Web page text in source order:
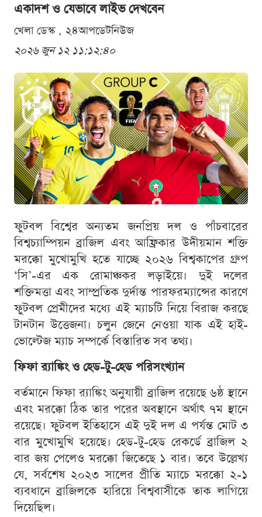
একাদশ ও যেভাবে লাইভ দেখবেন
খেলা ডেস্ক . ২৪আপডেটনিউজ
২০২৬ জুন ১২ ১১:১২:৪০
ফুটবল বিশ্বের অন্যতম জনপ্রিয় দল ও পাঁচবারের
বিশ্বচ্যাম্পিয়ন ব্রাজিল এবং আফ্রিকার উদীয়মান শক্তি
মরক্কো মুখোমুখি হতে যাচ্ছে ২০২৬ বিশ্বকাপের গ্রুপ
‘সি’-এর এক রোমাঞ্চকর লড়াইয়ে। দুই দলের
শক্তিমত্তা এবং সাম্প্রতিক দুর্দান্ত পারফরম্যান্সের কারণে
ফুটবল প্রেমীদের মধ্যে এই ম্যাচটি নিয়ে বিরাজ করছে
টানটান উত্তেজনা। চলুন জেনে নেওয়া যাক এই হাই-
ভোল্টেজ ম্যাচ সম্পর্কে বিস্তারিত সব তথ্য।
ফিফা র‍্যাঙ্কিং ও হেড-টু-হেড পরিসংখ্যান
বর্তমানে ফিফা র‍্যাঙ্কিং অনুযায়ী ব্রাজিল রয়েছে ৬ষ্ঠ স্থানে
এবং মরক্কো ঠিক তার পরের অবস্থানে অর্থাৎ ৭ম স্থানে
রয়েছে। ফুটবল ইতিহাসে এই দুই দল এ পর্যন্ত মোট ৩
বার মুখোমুখি হয়েছে। হেড-টু-হেড রেকর্ডে ব্রাজিল ২
বার জয় পেলেও মরক্কো জিতেছে ১ বার। তবে উল্লেখ্য
যে, সর্বশেষ ২০২৩ সালের প্রীতি ম্যাচে মরক্কো ২-১
ব্যবধানে ব্রাজিলকে হারিয়ে বিশ্ববাসীকে তাক লাগিয়ে
দিয়েছিল।